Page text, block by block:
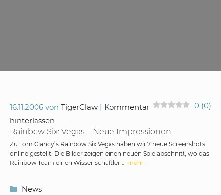
Rainbow Six: Vegas – Neue Impressionen
16.11.2006 von TigerClaw 0 (0)
Kommentar
hinterlassen
Zu Tom Clancy’s Rainbow Six Vegas haben wir 7 neue Screenshots
online gestellt. Die Bilder zeigen einen neuen Spielabschnitt, wo das
Rainbow Team einen Wissenschaftler … mehr …
Kategorien
News